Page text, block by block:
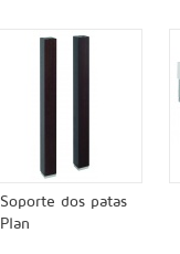
Soporte dos patas
Plan